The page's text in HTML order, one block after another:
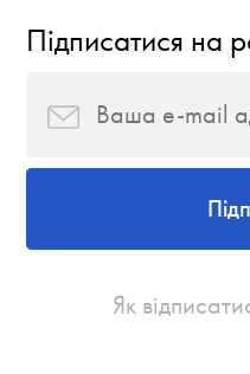
Підписатися на
Як